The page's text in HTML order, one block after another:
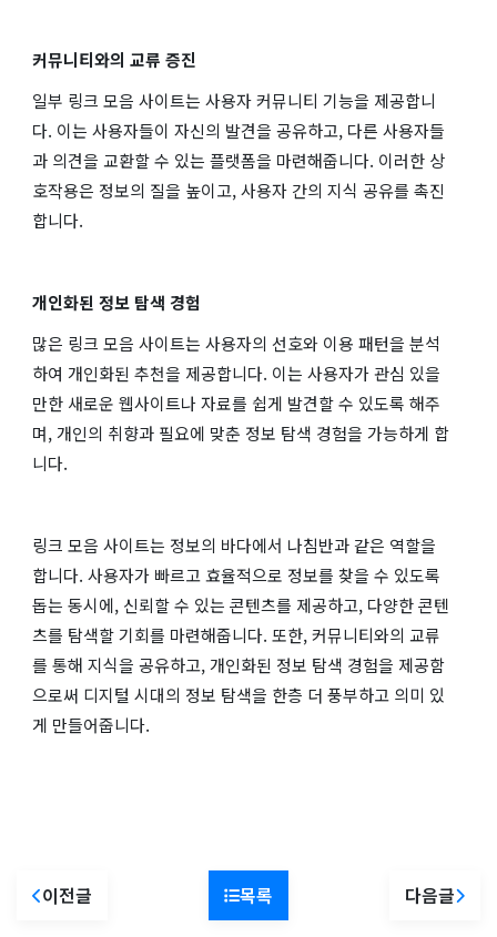
커뮤니티와의 교류 증진
일부 링크 모음 사이트는 사용자 커뮤니티 기능을 제공합니
다. 이는 사용자들이 자신의 발견을 공유하고, 다른 사용자들
과 의견을 교환할 수 있는 플랫폼을 마련해줍니다. 이러한 상
호작용은 정보의 질을 높이고, 사용자 간의 지식 공유를 촉진
합니다.
개인화된 정보 탐색 경험
많은 링크 모음 사이트는 사용자의 선호와 이용 패턴을 분석
하여 개인화된 추천을 제공합니다. 이는 사용자가 관심 있을
만한 새로운 웹사이트나 자료를 쉽게 발견할 수 있도록 해주
며, 개인의 취향과 필요에 맞춘 정보 탐색 경험을 가능하게 합
니다.
링크 모음 사이트는 정보의 바다에서 나침반과 같은 역할을
합니다. 사용자가 빠르고 효율적으로 정보를 찾을 수 있도록
돕는 동시에, 신뢰할 수 있는 콘텐츠를 제공하고, 다양한 콘텐
츠를 탐색할 기회를 마련해줍니다. 또한, 커뮤니티와의 교류
를 통해 지식을 공유하고, 개인화된 정보 탐색 경험을 제공함
으로써 디지털 시대의 정보 탐색을 한층 더 풍부하고 의미 있
게 만들어줍니다.
이전글 목록 다음글